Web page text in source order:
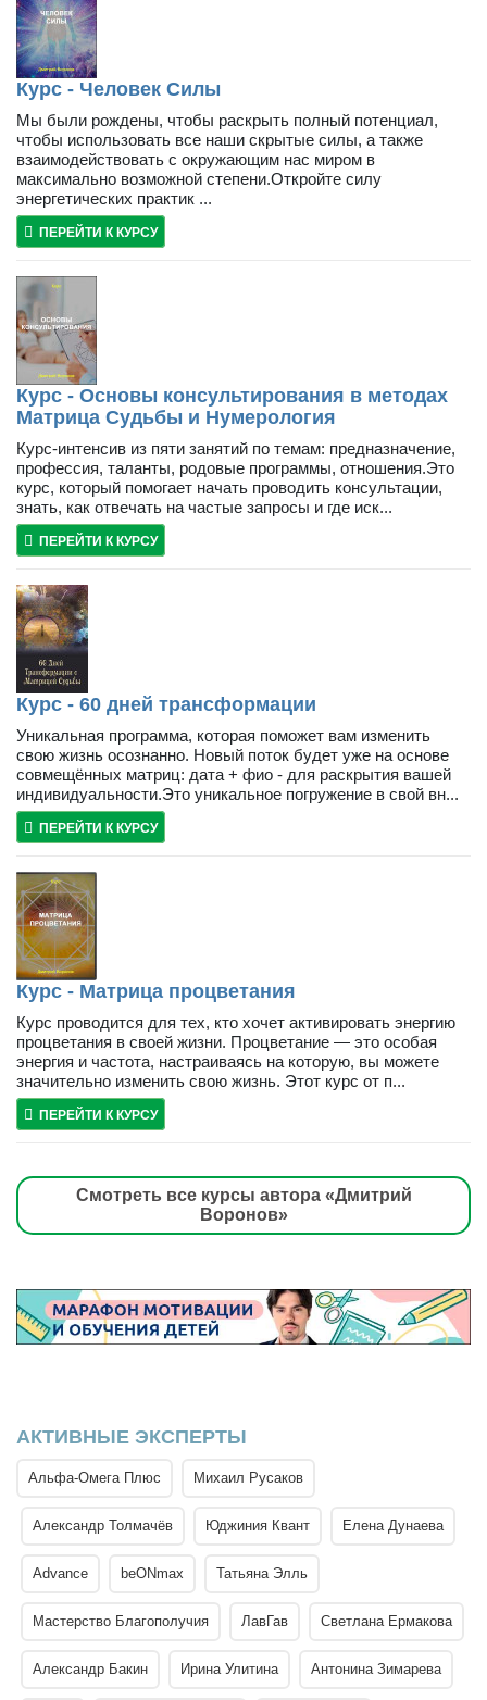
Курс - Человек Силы
Мы были рождены, чтобы раскрыть полный потенциал,
чтобы использовать все наши скрытые силы, а также
взаимодействовать с окружающим нас миром в
максимально возможной степени.Откройте силу
энергетических практик ...
ПЕРЕЙТИ К КУРСУ
Курс - Основы консультирования в методах
Матрица Судьбы и Нумерология
Курс-интенсив из пяти занятий по темам: предназначение,
профессия, таланты, родовые программы, отношения.Это
курс, который помогает начать проводить консультации,
знать, как отвечать на частые запросы и где иск...
ПЕРЕЙТИ К КУРСУ
Курс - 60 дней трансформации
Уникальная программа, которая поможет вам изменить
свою жизнь осознанно. Новый поток будет уже на основе
совмещённых матриц: дата + фио - для раскрытия вашей
индивидуальности.Это уникальное погружение в свой вн...
ПЕРЕЙТИ К КУРСУ
Курс - Матрица процветания
Курс проводится для тех, кто хочет активировать энергию
процветания в своей жизни. Процветание — это особая
энергия и частота, настраиваясь на которую, вы можете
значительно изменить свою жизнь. Этот курс от п...
ПЕРЕЙТИ К КУРСУ
Смотреть все курсы автора «Дмитрий
Воронов»
АКТИВНЫЕ ЭКСПЕРТЫ
Альфа-Омега Плюс Михаил Русаков
Александр Толмачёв Юджиния Квант Елена Дунаева
Advance beONmax Татьяна Элль
Мастерство Благополучия ЛавГав Светлана Ермакова
Александр Бакин Ирина Улитина Антонина Зимарева